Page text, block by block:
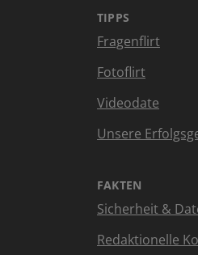
TIPPS
Fragenflirt
Fotoflirt
Videodate
Unsere
FAKTEN
Sicherheit &
Redaktionelle